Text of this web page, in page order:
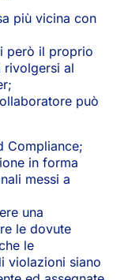
più vicina con
però il proprio
rivolgersi al
può
Compliance;
in forma
messi a
una
le dovute
le
violazioni siano